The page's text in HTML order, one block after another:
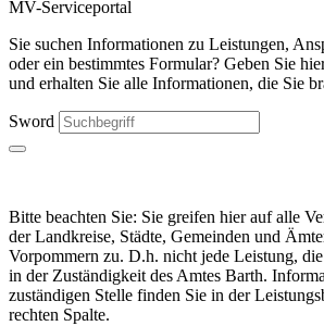
MV-Serviceportal
Sie suchen Informationen zu Leistungen,
oder ein bestimmtes Formular? Geben Sie
und erhalten Sie alle Informationen, die Sie
Sword
Bitte beachten Sie: Sie greifen hier auf alle
der Landkreise, Städte, Gemeinden und
Vorpommern zu. D.h. nicht jede Leistung,
in der Zuständigkeit des Amtes Barth.
zuständigen Stelle finden Sie in der
rechten Spalte.